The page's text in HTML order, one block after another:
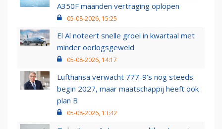
A350F maanden vertraging oplopen
05-08-2026, 15:25
El Al noteert snelle groei in kwartaal met
minder oorlogsgeweld
05-08-2026, 14:17
Lufthansa verwacht 777-9’s nog steeds
begin 2027, maar maatschappij heeft ook
plan B
05-08-2026, 13:42